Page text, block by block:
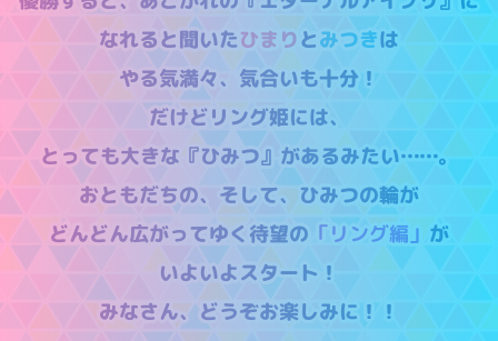
なれると聞いたひまりとみつきは
やる気満々、気合いも十分！
だけどリング姫には、
とっても大きな『ひみつ』があるみたい……。
おともだちの、そして、ひみつの輪が
どんどん広がってゆく待望の 「リング編」 が
いよいよスタート！
みなさん、どうぞお楽しみに！！